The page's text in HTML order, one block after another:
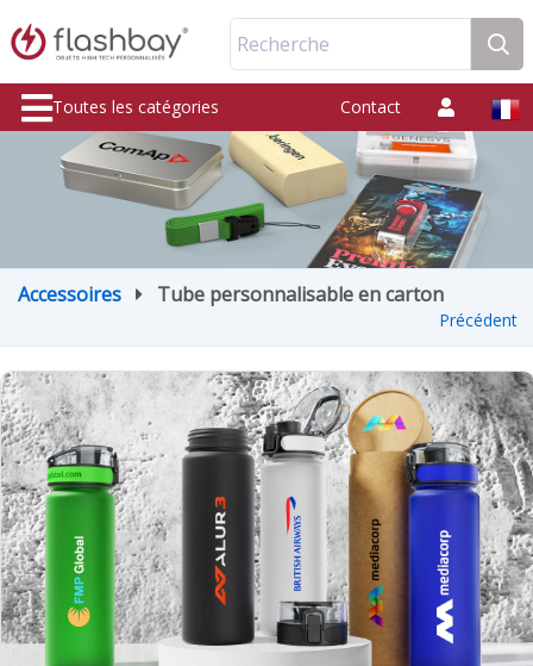
Recherche
Toutes les catégories Contact
Accessoires Tube personnalisable en carton
Précédent